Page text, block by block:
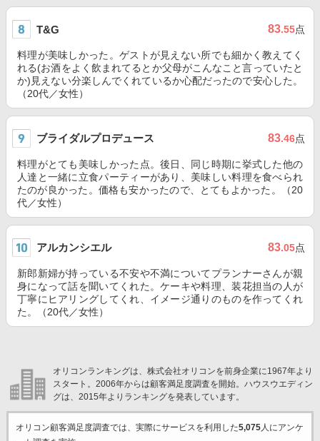
T&G 83.55点
料理が美味しかった。ゲストが見えない所でも細かく教えてく
れる(お酒をよく飲まれてるとか父母がこんなこと言っていたと
か)見えない分楽しんでくれているか心配だったので安心した。
（20代／女性）
ブライダルプロデュース 83.46点
料理がとても美味しかった点。後日、同じ時期に挙式した他の
人達と一緒に立食パーティーがあり、美味しい料理を食べられ
たのが良かった。価格も安かったので、とてもよかった。（20
代／女性）
アルカンシエル 83.05点
新郎新婦が持っている不安や不満についてプランナーさんが親
身になって話を聞いてくれた。ケーキや料理、装花担当の人が
丁寧にヒアリングしてくれ、イメージ通りのものを作ってくれ
た。（20代／女性）
オリコンランキングは、株式会社オリコンを前身企業に1967年より
スタート。2006年からは顧客満足度調査を開始。ハウスウエディン
グは、2015年よりランキングを発表しています。
オリコン顧客満足度調査では、実際にサービスを利用した5,075人にアンケ